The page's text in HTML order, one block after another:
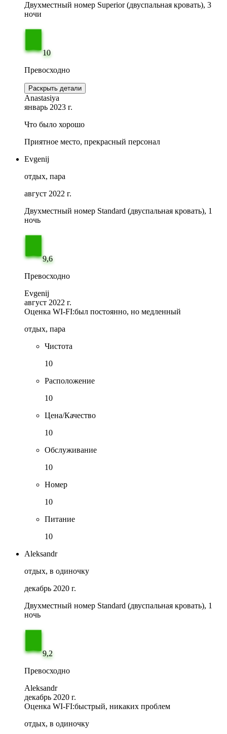
Двухместный номер Superior (двуспальная кровать), 3
ночи
10
Превосходно
Раскрыть детали
Anastasiya
январь 2023 г.
Что было хорошо
Приятное место, прекрасный персонал
Evgenij
отдых, пара
август 2022 г.
Двухместный номер Standard (двуспальная кровать), 1
ночь
9,6
Превосходно
Evgenij
август 2022 г.
Оценка WI-FI:был постоянно, но медленный
отдых, пара
Чистота
10
Расположение
10
Цена/Качество
10
Обслуживание
10
Номер
10
Питание
10
Aleksandr
отдых, в одиночку
декабрь 2020 г.
Двухместный номер Standard (двуспальная кровать), 1
ночь
9,2
Превосходно
Aleksandr
декабрь 2020 г.
Оценка WI-FI:быстрый, никаких проблем
отдых, в одиночку